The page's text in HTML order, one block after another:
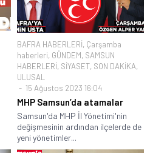
BAFRA HABERLERİ, Çarşamba
haberleri, GÜNDEM, SAMSUN
HABERLERİ, SİYASET, SON DAKİKA,
ULUSAL
15 Ağustos 2023 16:04
MHP Samsun’da atamalar
Samsun'da MHP İl Yönetimi'nin
değişmesinin ardından ilçelerde de
yeni yönetimler...